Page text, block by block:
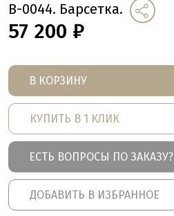
B-0044. Барсетка.
57 200 ₽
В КОРЗИНУ
КУПИТЬ В 1 КЛИК
ЕСТЬ ВОПРОСЫ ПО ЗАКАЗУ?
ДОБАВИТЬ В ИЗБРАННОЕ